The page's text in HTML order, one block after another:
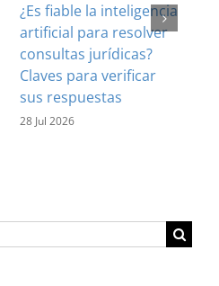
¿Es fiable la inteligencia
artificial para resolver
consultas jurídicas?
Claves para verificar
sus respuestas
28 Jul 2026